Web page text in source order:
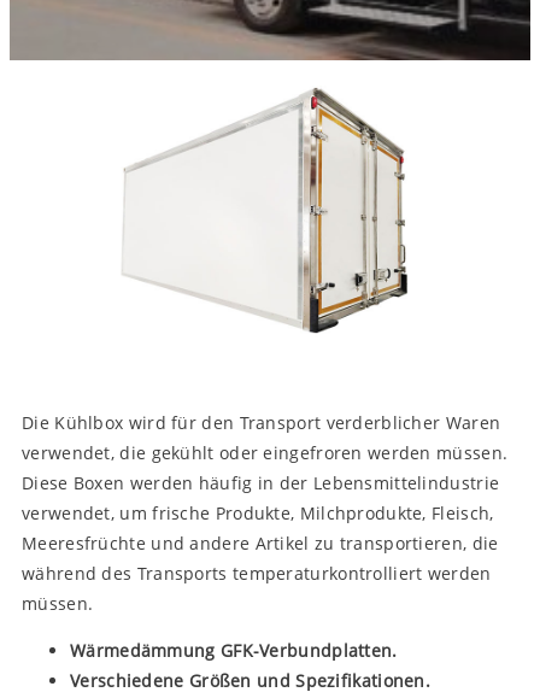
Die Kühlbox wird für den Transport verderblicher Waren
verwendet, die gekühlt oder eingefroren werden müssen.
Diese Boxen werden häufig in der Lebensmittelindustrie
verwendet, um frische Produkte, Milchprodukte, Fleisch,
Meeresfrüchte und andere Artikel zu transportieren, die
während des Transports temperaturkontrolliert werden
müssen.
Wärmedämmung GFK-Verbundplatten.
Verschiedene Größen und Spezifikationen.